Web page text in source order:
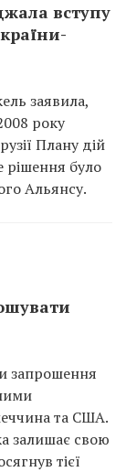
вступу
заявила,
року
Плану дій
рішення було
Альянсу.
запрошення
та США.
залишає свою
тієї